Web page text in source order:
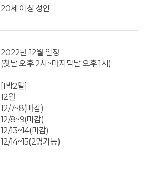
20세 이상 성인
2022년 12월 일정
(첫날 오후 2시~마지막날 오후 1시)
[1박2일]
12월
12/7~8(마감)
12/8~9(마감)
12/13~14(마감)
12/14~15(2명가능)